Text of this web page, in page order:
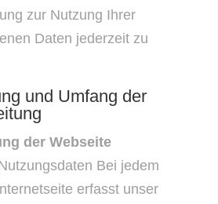
zur Nutzung Ihrer
Daten jederzeit zu
und Umfang der
der Webseite
Bei jedem
erfasst unser